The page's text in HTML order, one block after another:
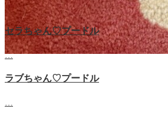
ラブちゃん♡プードル
セラちゃん♡プードル
…